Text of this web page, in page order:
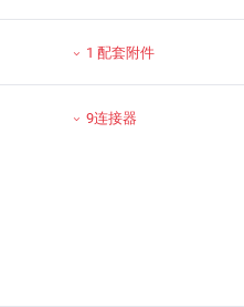
1 配套附件
9连接器